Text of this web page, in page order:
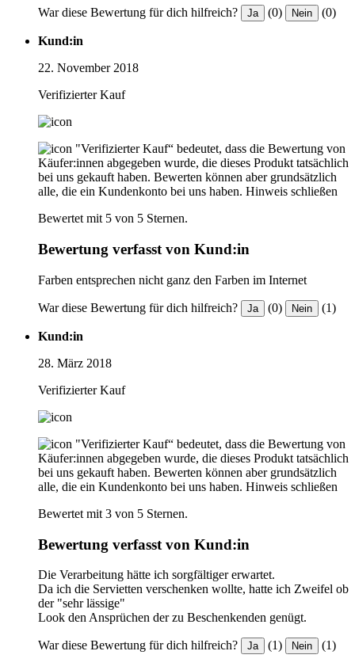
War diese Bewertung für dich hilfreich? Ja (0) Nein (0)
Kund:in
22. November 2018
Verifizierter Kauf
"Verifizierter Kauf“ bedeutet, dass die Bewertung von
Käufer:innen abgegeben wurde, die dieses Produkt tatsächlich
bei uns gekauft haben. Bewerten können aber grundsätzlich
alle, die ein Kundenkonto bei uns haben. Hinweis schließen
Bewertet mit 5 von 5 Sternen.
Bewertung verfasst von Kund:in
Farben entsprechen nicht ganz den Farben im Internet
War diese Bewertung für dich hilfreich? Ja (0) Nein (1)
Kund:in
28. März 2018
Verifizierter Kauf
"Verifizierter Kauf“ bedeutet, dass die Bewertung von
Käufer:innen abgegeben wurde, die dieses Produkt tatsächlich
bei uns gekauft haben. Bewerten können aber grundsätzlich
alle, die ein Kundenkonto bei uns haben. Hinweis schließen
Bewertet mit 3 von 5 Sternen.
Bewertung verfasst von Kund:in
Die Verarbeitung hätte ich sorgfältiger erwartet.
Da ich die Servietten verschenken wollte, hatte ich Zweifel ob
der "sehr lässige"
Look den Ansprüchen der zu Beschenkenden genügt.
War diese Bewertung für dich hilfreich? Ja (1) Nein (1)